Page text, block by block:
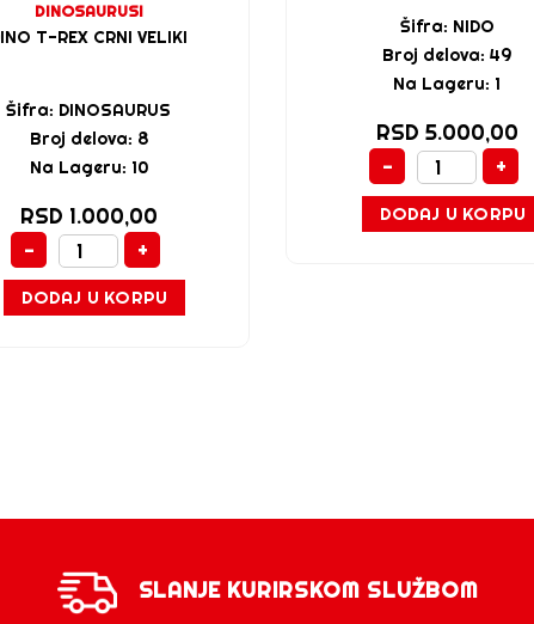
DINOSAURUSI
T-REX CRNI VELIKI
Šifra: DINOSAURUS
Broj delova: 8
Na Lageru: 10
RSD 1.000,00
-
+
DODAJ U KORPU
Šifra: NIDO
Broj delova: 49
Na Lageru: 1
RSD 5.000,00
-
+
DODAJ U KORPU
SLANJE KURIRSKOM SLUŽBOM